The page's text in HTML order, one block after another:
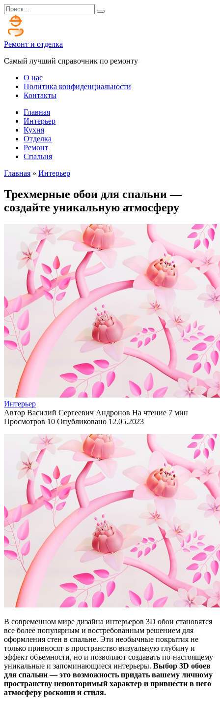
Перейти
к
содержанию
Search
for:
Ремонт и отделка
Самый лучший справочник по ремонту
О нас
Политика конфиденциальности
Контакты
Главная
Интерьер
Кухня
Отделка
Ремонт
Спальня
Главная » Интерьер
Трехмерные обои для спальни —
создайте уникальную атмосферу
Интерьер
Автор Василий Сергеевич Андронов На чтение 7 мин
Просмотров 10 Опубликовано 12.05.2023
В современном мире дизайна интерьеров 3D обои становятся
все более популярным и востребованным решением для
оформления стен в спальне. Эти необычные покрытия не
только привносят в пространство визуальную глубину и
эффект объемности, но и позволяют создавать по-настоящему
уникальные и запоминающиеся интерьеры. Выбор 3D обоев
для спальни — это возможность придать вашему личному
пространству неповторимый характер и привнести в него
атмосферу роскоши и стиля.